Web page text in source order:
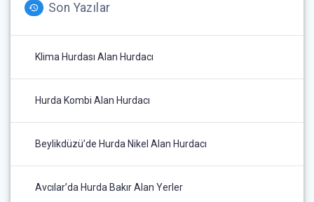
Son Yazılar
Klima Hurdası Alan Hurdacı
Hurda Kombi Alan Hurdacı
Beylikdüzü’de Hurda Nikel Alan Hurdacı
Avcılar’da Hurda Bakır Alan Yerler